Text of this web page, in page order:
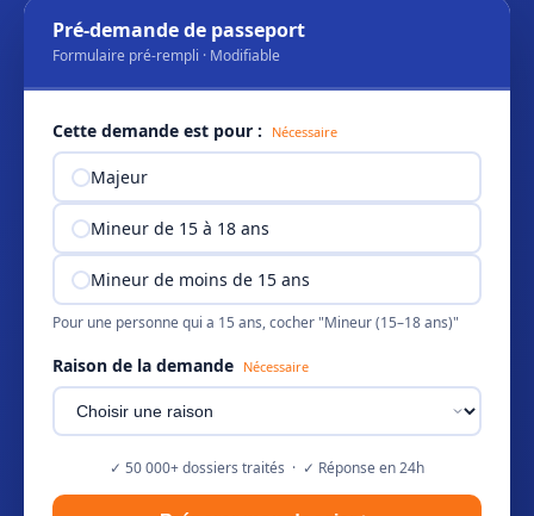
Pré-demande de passeport
Formulaire pré-rempli · Modifiable
Cette demande est pour : Nécessaire
Majeur
Mineur de 15 à 18 ans
Mineur de moins de 15 ans
Pour une personne qui a 15 ans, cocher "Mineur (15–18 ans)"
Raison de la demande Nécessaire
✓ 50 000+ dossiers traités · ✓ Réponse en 24h